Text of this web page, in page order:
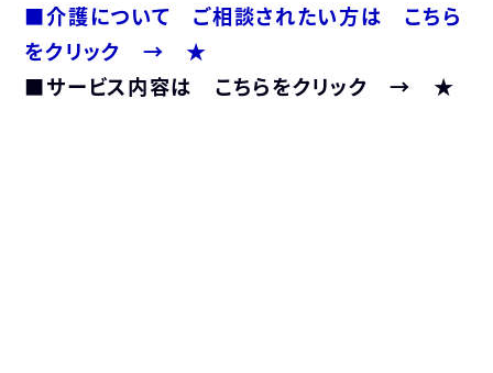
■介護について ご相談されたい方は こちら
をクリック → ★
■サービス内容は こちらをクリック → ★